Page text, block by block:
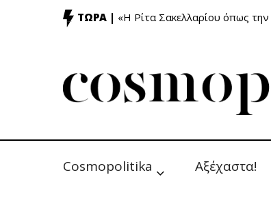
ΤΩΡΑ | «Η Ρίτα Σακελλαρίου όπως
Cosmopolitika Αξέχαστα!